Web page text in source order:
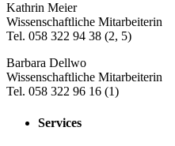
Kathrin Meier
Wissenschaftliche Mitarbeiterin
Tel. 058 322 94 38 (2, 5)
Barbara Dellwo
Wissenschaftliche Mitarbeiterin
Tel. 058 322 96 16 (1)
Services